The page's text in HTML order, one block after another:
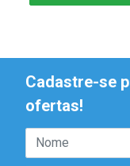
Cadastre-se
ofertas!